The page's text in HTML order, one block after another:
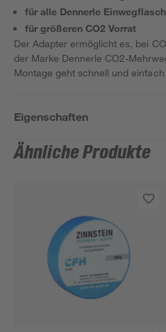
für alle Dennerle
für größeren CO2 Vorrat
Der Adapter ermöglicht es, bei
der Marke Dennerle CO2-
Montage geht schnell und
Eigenschaften
Ähnliche Produkte